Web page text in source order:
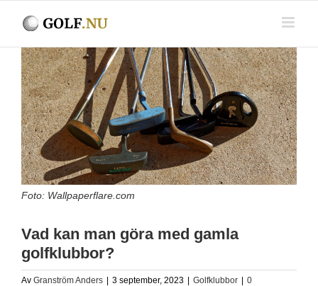
Visa
större
bild
Foto: Wallpaperflare.com
Vad kan man göra med gamla
golfklubbor?
Av Granström Anders 3 september, 2023 Golfklubbor
0